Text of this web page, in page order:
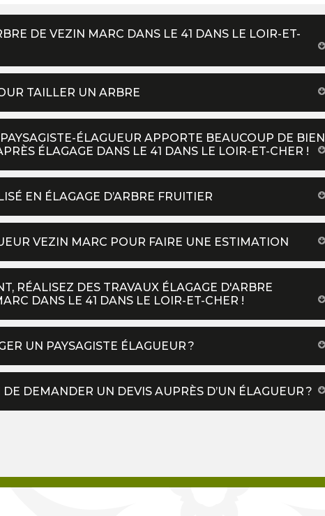
DE VEZIN MARC DANS LE 41 DANS LE LOIR-ET-
TAILLER UN ARBRE
ÉLAGUEUR APPORTE BEAUCOUP DE BIEN
ÉLAGAGE DANS LE 41 DANS LE LOIR-ET-CHER !
EN ÉLAGAGE D’ARBRE FRUITIER
VEZIN MARC POUR FAIRE UNE ESTIMATION
RÉALISEZ DES TRAVAUX ÉLAGAGE D'ARBRE
DANS LE 41 DANS LE LOIR-ET-CHER !
UN PAYSAGISTE ÉLAGUEUR ?
DEMANDER UN DEVIS AUPRÈS D’UN ÉLAGUEUR ?